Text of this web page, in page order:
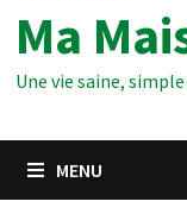
Ma
Une vie saine,
MENU